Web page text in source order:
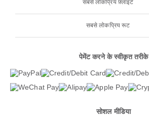
सबसे लोकप्रिय फ़्लाइटें
सबसे लोकप्रिय रूट
पेमेंट करने के स्वीकृत तरीके
सोशल मीडिया